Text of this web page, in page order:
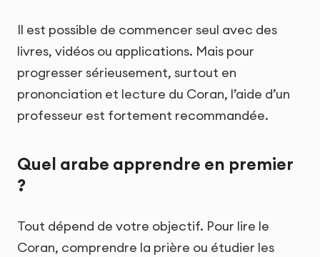
Il est possible de commencer seul avec des
livres, vidéos ou applications. Mais pour
progresser sérieusement, surtout en
prononciation et lecture du Coran, l’aide d’un
professeur est fortement recommandée.
Quel arabe apprendre en premier
?
Tout dépend de votre objectif. Pour lire le
Coran, comprendre la prière ou étudier les